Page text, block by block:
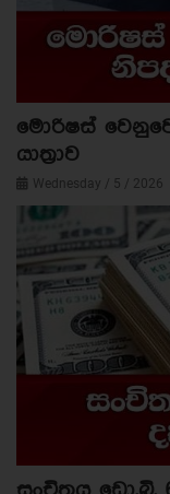
මොරිෂස්
යාත්‍රාව
Wednesday / 5 / 2026